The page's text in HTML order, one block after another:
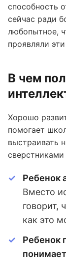
способность
сейчас ради
любопытное,
проявляли
В чем
Хорошо
помогает
выстраивать
Ребенок
Вместо
говорит,
как это
Ребенок